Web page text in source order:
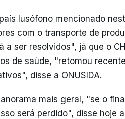
lusófono mencionado
com o transporte de
a ser resolvidos", já que o
de saúde, "retomou
disse a ONUSIDA.
mais geral, "se o
será perdido", disse hoje